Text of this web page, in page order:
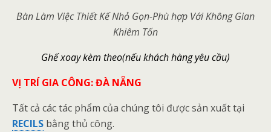
Bàn Làm Việc Thiết Kế Nhỏ Gọn-Phù hợp Với Không Gian
Khiêm Tốn
Ghế xoay kèm theo(nếu khách hàng yêu cầu)
VỊ TRÍ GIA CÔNG: ĐÀ NẴNG
Tất cả các tác phẩm của chúng tôi được sản xuất tại
RECILS bằng thủ công.